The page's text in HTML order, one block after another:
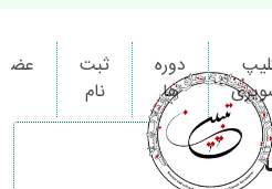
دور اندیش ایرانیان
دوره
ها
ثبت
نام